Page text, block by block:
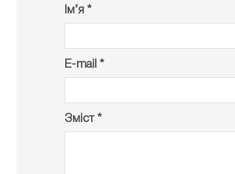
Ім’я *
E-mail *
Зміст *